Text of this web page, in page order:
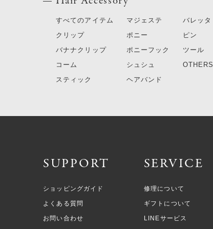
すべてのアイテム
クリップ
バナナクリップ
コーム
スティック
マジェステ
ポニー
ポニーフック
シュシュ
ヘアバンド
バレッタ
ピン
ツール
OTHERS
SUPPORT
ショッピングガイド
よくある質問
お問い合わせ
SERVICE
修理について
ギフトについて
LINEサービス